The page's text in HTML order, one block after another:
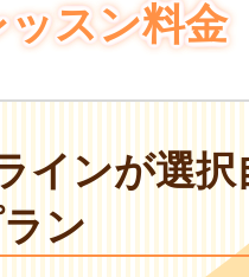
ッスン料金
インが選
ン